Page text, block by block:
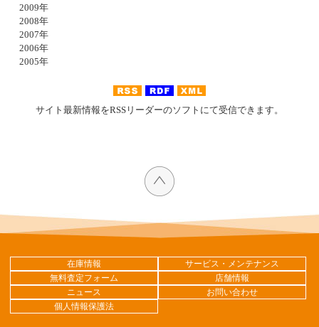
2009年
2008年
2007年
2006年
2005年
サイト最新情報をRSSリーダーのソフトにて受信できます。
在庫情報
サービス・メンテナンス
無料査定フォーム
店舗情報
ニュース
お問い合わせ
個人情報保護法